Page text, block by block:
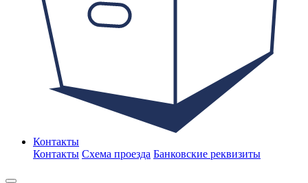
Контакты
Контакты Схема проезда Банковские реквизиты